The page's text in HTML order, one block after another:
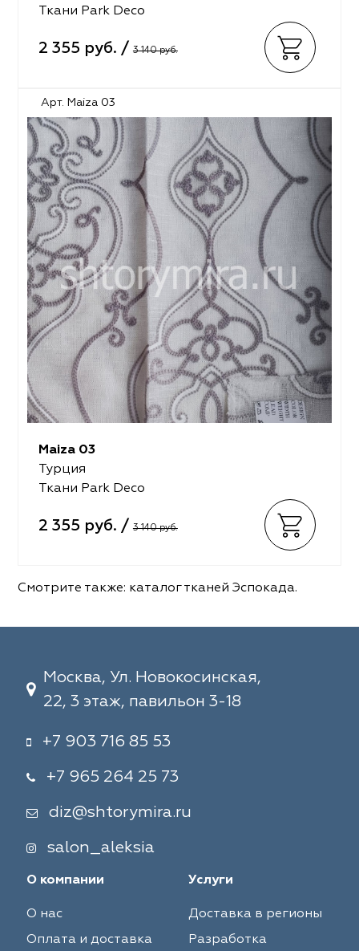
Ткани Park Deco
2 355 руб. / 3 140 руб.
Арт. Maiza 03
Maiza 03
Турция
Ткани Park Deco
2 355 руб. / 3 140 руб.
Смотрите также: каталог тканей Эспокада.
Москва, Ул. Новокосинская,
22, 3 этаж, павильон 3-18
+7 903 716 85 53
+7 965 264 25 73
diz@shtorymira.ru
salon_aleksia
О компании
О нас
Оплата и доставка
Услуги
Доставка в регионы
Разработка